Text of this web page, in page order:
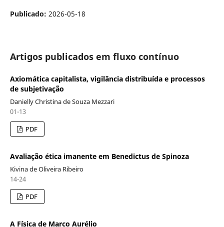
Publicado: 2026-05-18
Artigos publicados em fluxo contínuo
Axiomática capitalista, vigilância distribuída e processos
de subjetivação
Danielly Christina de Souza Mezzari
01-13
PDF
Avaliação ética imanente em Benedictus de Spinoza
Kivina de Oliveira Ribeiro
14-24
PDF
A Física de Marco Aurélio